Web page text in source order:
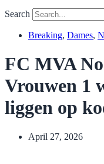
Search
Breaking, Dames,
FC MVA
Vrouwen 1
liggen op
April 27, 2026